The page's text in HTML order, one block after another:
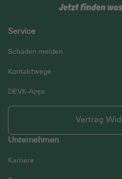
Jetzt finden
Service
Schaden melden
Kontaktwege
DEVK-Apps
Vertrag
Unternehmen
Karriere